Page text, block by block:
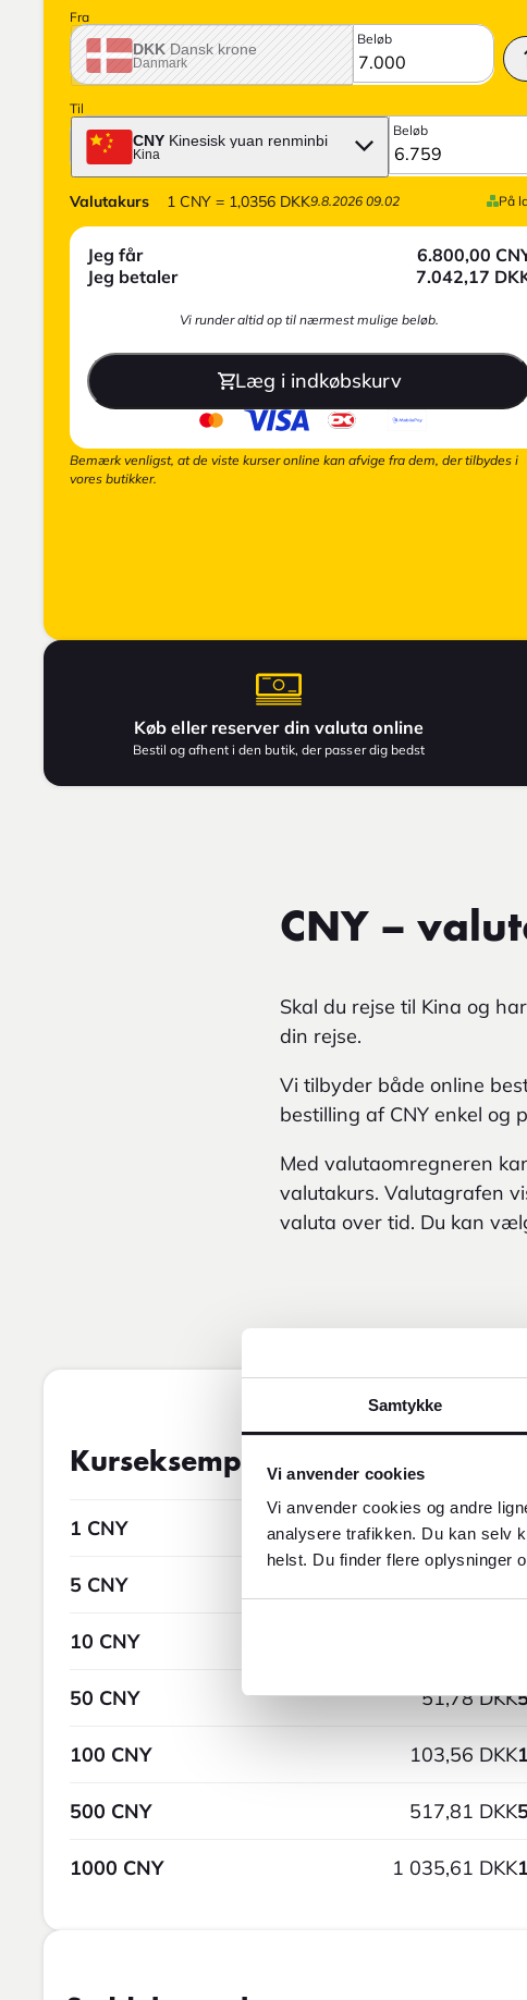
Samtykke
Vi anvender cookies
Vi anvender cookies og andre
analysere trafikken. Du kan selv
helst. Du finder flere oplysninger
Fra
DKK Dansk krone
Danmark
Beløb
Til
CNY Kinesisk yuan renminbi
Kina
Beløb
Valutakurs 1 CNY = 1,0356 DKK9.8.2026 09.02 På
Jeg får 6.800,00
Jeg betaler
7.042,17
Vi runder altid op til nærmest mulige beløb.
Læg i indkøbskurv
Bemærk venligst, at de viste kurser online kan afvige fra dem, der tilbydes i
vores butikker.
Køb eller reserver din valuta online
Bestil og afhent i den butik, der passer dig bedst
CNY –
Skal du rejse til Kina og
din rejse.
Vi tilbyder både online
bestilling af CNY enkel og
Med valutaomregneren
valutakurs. Valutagrafen
valuta over tid. Du kan
Kurseksempel
1 CNY 1,04 DKK
5 CNY
10 CNY
50 CNY 51,78 DKK
100 CNY 103,56 DKK
500 CNY 517,81 DKK
1000 CNY 1 035,61 DKK